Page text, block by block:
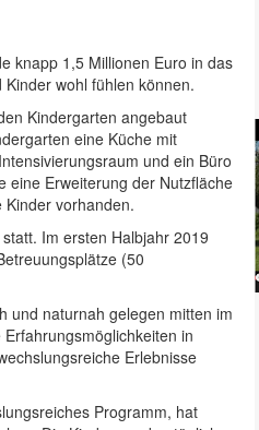
knapp 1,5 Millionen Euro in das
wohl fühlen können.
Kindergarten angebaut
eine Küche mit
und ein Büro
eine Erweiterung der Nutzfläche
vorhanden.
Im ersten Halbjahr 2019
(50
und naturnah gelegen mitten im
in
Erlebnisse
Programm, hat